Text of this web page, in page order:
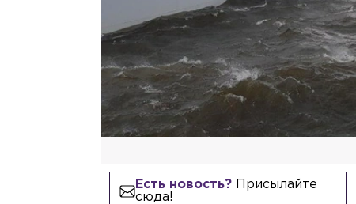
Есть новость?Присылайте
сюда!